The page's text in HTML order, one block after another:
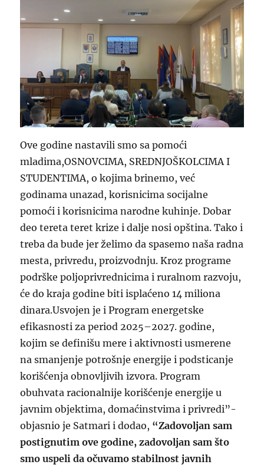
Ove godine nastavili smo sa pomoći
mladima,OSNOVCIMA, SREDNJOŠKOLCIMA I
STUDENTIMA, o kojima brinemo, već
godinama unazad, korisnicima socijalne
pomoći i korisnicima narodne kuhinje. Dobar
deo tereta teret krize i dalje nosi opština. Tako i
treba da bude jer želimo da spasemo naša radna
mesta, privredu, proizvodnju. Kroz programe
podrške poljoprivrednicima i ruralnom razvoju,
će do kraja godine biti isplaćeno 14 miliona
dinara.Usvojen je i Program energetske
efikasnosti za period 2025–2027. godine,
kojim se definišu mere i aktivnosti usmerene
na smanjenje potrošnje energije i podsticanje
korišćenja obnovljivih izvora. Program
obuhvata racionalnije korišćenje energije u
javnim objektima, domaćinstvima i privredi”-
objasnio je Satmari i dodao, “Zadovoljan sam
postignutim ove godine, zadovoljan sam što
smo uspeli da očuvamo stabilnost javnih